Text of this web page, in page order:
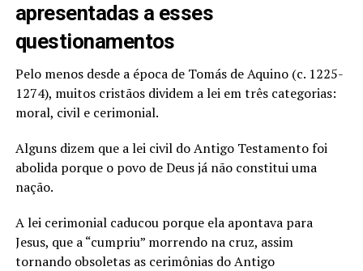
apresentadas a esses
questionamentos
Pelo menos desde a época de Tomás de Aquino (c. 1225-
1274), muitos cristãos dividem a lei em três categorias:
moral, civil e cerimonial.
Alguns dizem que a lei civil do Antigo Testamento foi
abolida porque o povo de Deus já não constitui uma
nação.
A lei cerimonial caducou porque ela apontava para
Jesus, que a “cumpriu” morrendo na cruz, assim
tornando obsoletas as cerimônias do Antigo